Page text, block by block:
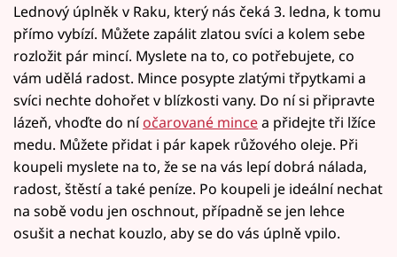
Lednový úplněk v Raku, který nás čeká 3. ledna, k tomu
přímo vybízí. Můžete zapálit zlatou svíci a kolem sebe
rozložit pár mincí. Myslete na to, co potřebujete, co
vám udělá radost. Mince posypte zlatými třpytkami a
svíci nechte dohořet v blízkosti vany. Do ní si připravte
lázeň, vhoďte do níočarované mincea přidejte tři lžíce
medu. Můžete přidat i pár kapek růžového oleje. Při
koupeli myslete na to, že se na vás lepí dobrá nálada,
radost, štěstí a také peníze. Po koupeli je ideální nechat
na sobě vodu jen oschnout, případně se jen lehce
osušit a nechat kouzlo, aby se do vás úplně vpilo.